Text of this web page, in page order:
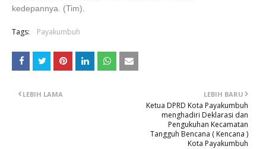
kedepannya. (Tim).
Tags: Payakumbuh
LEBIH BARU
Ketua DPRD Kota Payakumbuh
menghadiri Deklarasi dan
Pengukuhan Kecamatan
Tangguh Bencana ( Kencana )
Kota Payakumbuh
LEBIH LAMA